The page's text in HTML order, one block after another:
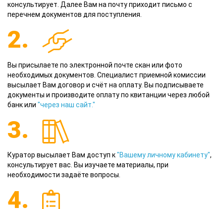
консультирует. Далее Вам на почту приходит письмо с
перечнем документов для поступления.
2.
Вы присылаете по электронной почте скан или фото
необходимых документов. Специалист приемной комиссии
высылает Вам договор и счёт на оплату. Вы подписываете
документы и производите оплату по квитанции через любой
банк или "через наш сайт."
3.
Куратор высылает Вам доступ к"Вашему личному кабинету",
консультирует вас. Вы изучаете материалы, при
необходимости задаёте вопросы.
4.